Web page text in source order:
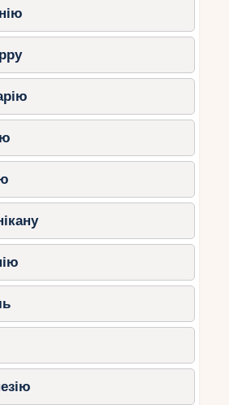
води: +22…+25°C
зручною, але до
може відчуватися
води: +19…+22°C
але для любителів
може бути
узбережжя підходить для
та жовтні, але у листопаді
море: Стамбул,
острови
значно холодніше
Егейського, і восени